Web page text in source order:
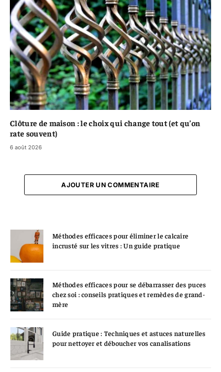
Clôture de maison : le choix qui change tout (et qu’on
rate souvent)
6 août 2026
AJOUTER UN COMMENTAIRE
Méthodes efficaces pour éliminer le calcaire
incrusté sur les vitres : Un guide pratique
Méthodes efficaces pour se débarrasser des puces
chez soi : conseils pratiques et remèdes de grand-
mère
Guide pratique : Techniques et astuces naturelles
pour nettoyer et déboucher vos canalisations